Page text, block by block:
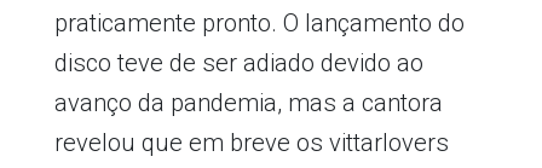
praticamente pronto. O lançamento do
disco teve de ser adiado devido ao
avanço da pandemia, mas a cantora
revelou que em breve os vittarlovers